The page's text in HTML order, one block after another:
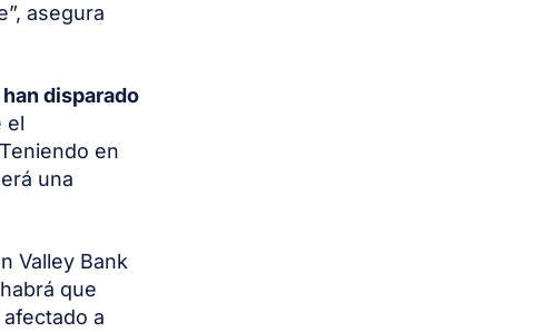
asegura
disparado
el
en
una
Valley Bank
que
a